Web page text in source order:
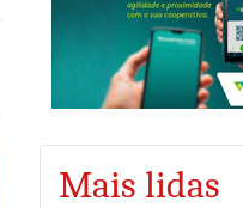
Mais lidas